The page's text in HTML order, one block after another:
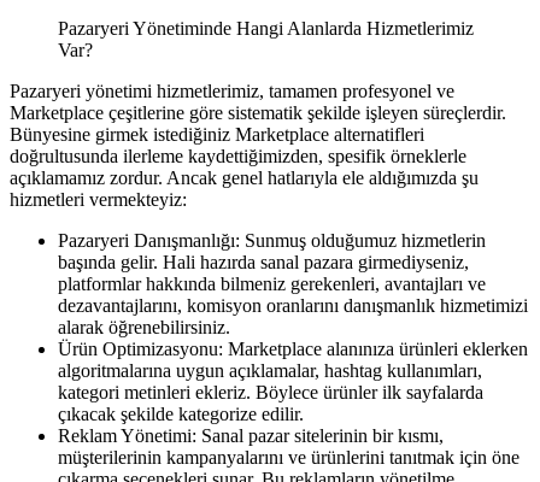
Pazaryeri Yönetiminde Hangi Alanlarda Hizmetlerimiz
Var?
Pazaryeri yönetimi hizmetlerimiz, tamamen profesyonel ve
Marketplace çeşitlerine göre sistematik şekilde işleyen süreçlerdir.
Bünyesine girmek istediğiniz Marketplace alternatifleri
doğrultusunda ilerleme kaydettiğimizden, spesifik örneklerle
açıklamamız zordur. Ancak genel hatlarıyla ele aldığımızda şu
hizmetleri vermekteyiz:
Pazaryeri Danışmanlığı: Sunmuş olduğumuz hizmetlerin
başında gelir. Hali hazırda sanal pazara girmediyseniz,
platformlar hakkında bilmeniz gerekenleri, avantajları ve
dezavantajlarını, komisyon oranlarını danışmanlık hizmetimizi
alarak öğrenebilirsiniz.
Ürün Optimizasyonu: Marketplace alanınıza ürünleri eklerken
algoritmalarına uygun açıklamalar, hashtag kullanımları,
kategori metinleri ekleriz. Böylece ürünler ilk sayfalarda
çıkacak şekilde kategorize edilir.
Reklam Yönetimi: Sanal pazar sitelerinin bir kısmı,
müşterilerinin kampanyalarını ve ürünlerini tanıtmak için öne